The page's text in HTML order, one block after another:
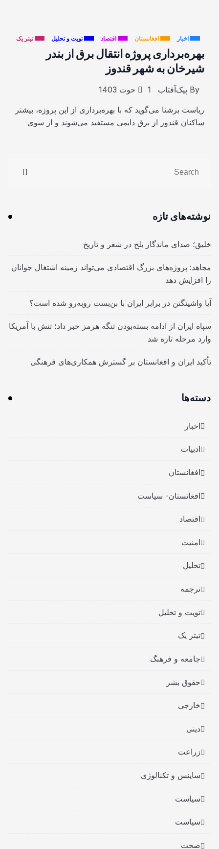
اخبار افغانستان اقتصاد تویت و تحلیل تیتر یک
بهره‌برداری پروژه انتقال برق از بندر
شیرخان به شهر قندوز
By پیک‌آفتاب 1 حوت 1403
ریاست برشنا می‌گوید که با بهره‌برداری از این پروزه، بیشتر
ساکنان قندوز از برق دایمی مستفید می‌شوند و از سوی
نوشته‌های تازه
خلیق؛ صدای ماندگار بلخ در شعر و تاریخ
مجاهد: پروژه‌های بزرگ اقتصادی می‌تواند زمینه اشتغال جوانان
را افزایش دهد
آیا واشینگتن در برابر ایران با بن‌بست روبه‌رو شده است؟
سپاه ایران از ادامه بسته‌بودن تنگه هرمز خبر داد؛ تنش با آمریکا
وارد مرحله تازه شد
تأکید ایران و افغانستان بر گسترش همکاری‌های فرهنگی
دسته‌ها
اخبار
ادبیات
افغانستان
افغانستان- سیاست
اقتصاد
امنیت
تحلیل
ترجمه
تویت و تحلیل
تیتر یک
جامعه و فرهنگ
حقوق بشر
خارجی
دینی
زراعت
ساینس و تکنالوژی
سیاست
سیاست
صحت